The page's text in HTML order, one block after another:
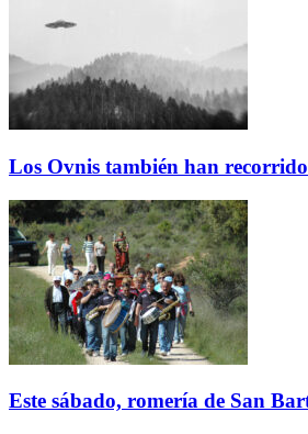
Los Ovnis también han
Este sábado, romería de San